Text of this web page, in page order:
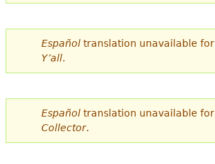
Más recursos
e
s
Españoltranslation unavailable for
Y’all.
Españoltranslation unavailable for
Collector.